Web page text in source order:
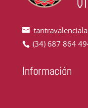
(34) 687 864
Información